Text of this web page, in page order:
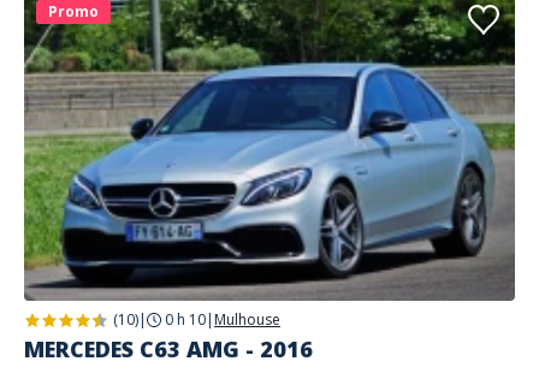
Promo
(10)| 0 h 10| Mulhouse
MERCEDES C63 AMG - 2016